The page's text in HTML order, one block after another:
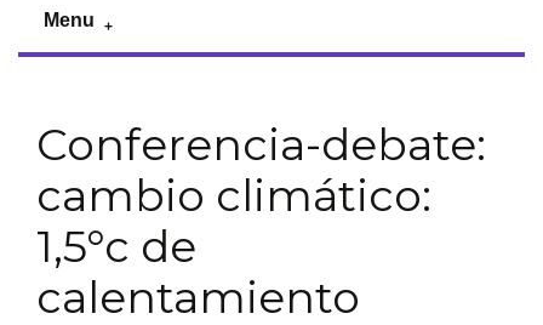
Menu
Conferencia-debate:
cambio climático:
1,5°c de
calentamiento